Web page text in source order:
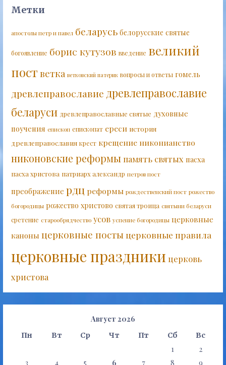
Метки
апостолы петр и павел беларусь белорусские святые
богоявление борис кутузов введение великий
постветка ветковский патерик вопросы и ответы гомель
древлеправославие древлеправославие
беларуси древлеправославные святые духовные
поучения епископ епископат ереси история
древлеправославия крест крещение никонианство
никоновские реформыпамять святых пасха
пасха христова патриарх александр петров пост
преображение рдц реформы рождественский пост рожество
богородицы рожество христово святая троица святыни беларуси
сретение старообрядчество усов успение богородицы церковные
каноны церковные посты церковные правила
церковные праздникицерковь
христова
Август 2026
Пн Вт Ср Чт Пт Сб Вс
1
2
3
4 5 6 7 8 9